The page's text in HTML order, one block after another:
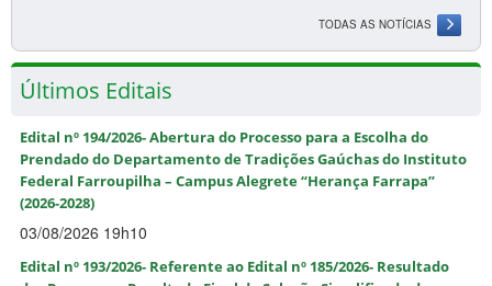
TODAS AS NOTÍCIAS
Últimos Editais
Edital nº 194/2026- Abertura do Processo para a Escolha do
Prendado do Departamento de Tradições Gaúchas do Instituto
Federal Farroupilha – Campus Alegrete “Herança Farrapa”
(2026-2028)
03/08/2026 19h10
Edital nº 193/2026- Referente ao Edital nº 185/2026- Resultado